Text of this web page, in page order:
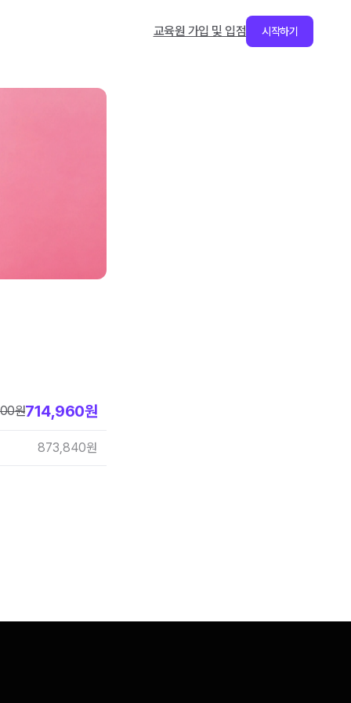
교육원 가입 및 입점 시작하기
원714,960원
873,840원